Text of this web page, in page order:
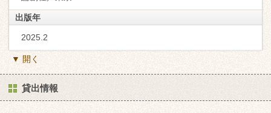
出版年
2025.2
▼ 開く
貸出情報